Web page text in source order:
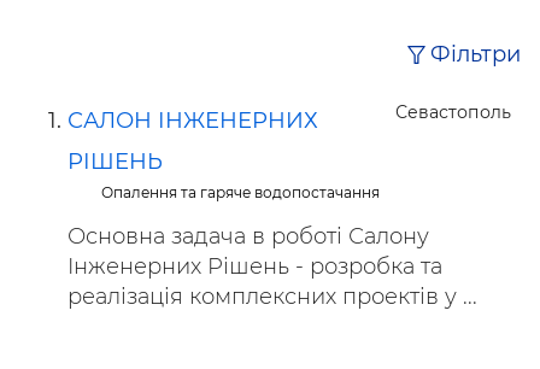
Фільтри
Севастополь
САЛОН ІНЖЕНЕРНИХ
РІШЕНЬ
Опалення та гаряче водопостачання
Основна задача в роботі Салону
Інженерних Рішень - розробка та
реалізація комплексних проектів у ...